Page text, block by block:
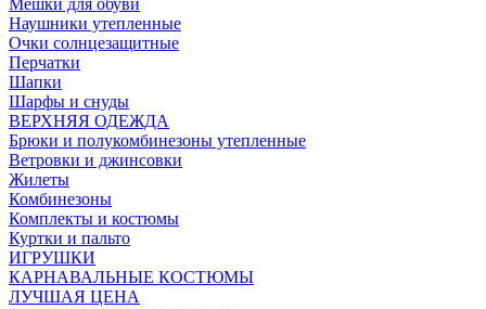
Мешки для обуви
Наушники утепленные
Очки солнцезащитные
Перчатки
Шапки
Шарфы и снуды
ВЕРХНЯЯ ОДЕЖДА
Брюки и полукомбинезоны утепленные
Ветровки и джинсовки
Жилеты
Комбинезоны
Комплекты и костюмы
Куртки и пальто
ИГРУШКИ
КАРНАВАЛЬНЫЕ КОСТЮМЫ
ЛУЧШАЯ ЦЕНА